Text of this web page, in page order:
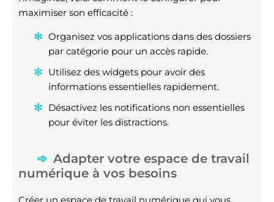
maximiser son efficacité :
Organisez vos applications dans des dossiers
par catégorie pour un accès rapide.
Utilisez des widgets pour avoir des
informations essentielles rapidement.
Désactivez les notifications non essentielles
pour éviter les distractions.
Adapter votre espace de travail
numérique à vos besoins
Créer un espace de travail numérique qui vous